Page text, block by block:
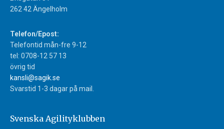
262 42 Ängelholm
Telefon/Epost:
Telefontid mån-fre 9-12
tel: 0708-12 57 13
övrig tid
kansli@sagik.se
Svarstid 1-3 dagar på mail.
Svenska Agilityklubben